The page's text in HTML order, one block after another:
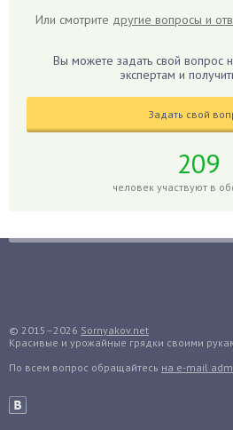
Гладиолусы
Голубика
Груши
Дайкон
Декабрист
Или смотрите другие вопросы и
Вы можете задать свой вопрос
экспертам и
Задать свой
209
человек участвуют в
© 2015–2026 Sornyakov.net
Красивые и урожайные грядки своими
По всем вопрос обращайтесь на e-mail